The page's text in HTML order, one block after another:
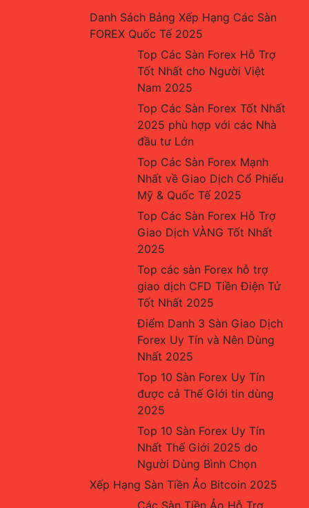
Danh Sách Bảng Xếp Hạng Các Sàn
FOREX Quốc Tế 2025
Top Các Sàn Forex Hỗ Trợ
Tốt Nhất cho Người Việt
Nam 2025
Top Các Sàn Forex Tốt Nhất
2025 phù hợp với các Nhà
đầu tư Lớn
Top Các Sàn Forex Mạnh
Nhất về Giao Dịch Cổ Phiếu
Mỹ & Quốc Tế 2025
Top Các Sàn Forex Hỗ Trợ
Giao Dịch VÀNG Tốt Nhất
2025
Top các sàn Forex hỗ trợ
giao dịch CFD Tiền Điện Tử
Tốt Nhất 2025
Điểm Danh 3 Sàn Giao Dịch
Forex Uy Tín và Nên Dùng
Nhất 2025
Top 10 Sàn Forex Uy Tín
được cả Thế Giới tin dùng
2025
Top 10 Sàn Forex Uy Tín
Nhất Thế Giới 2025 do
Người Dùng Bình Chọn
Xếp Hạng Sàn Tiền Ảo Bitcoin 2025
Các Sàn Tiền Ảo Hỗ Trợ